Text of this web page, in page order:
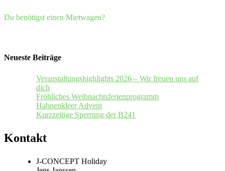
Du benötigst einen Mietwagen?
Neueste Beiträge
Veranstaltungshighlights 2026 – Wir freuen uns auf
dich
Fröhliches Weihnachtsferienprogramm
Hahnenkleer Advent
Kurzzeitige Sperrung der B241
Kontakt
J-CONCEPT Holiday